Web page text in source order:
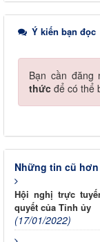
Ý kiến bạn đọc
Bạn cần
thức để có thể
Những tin cũ hơn
Hội nghị trực
quyết của Tỉnh ủy
(17/01/2022)